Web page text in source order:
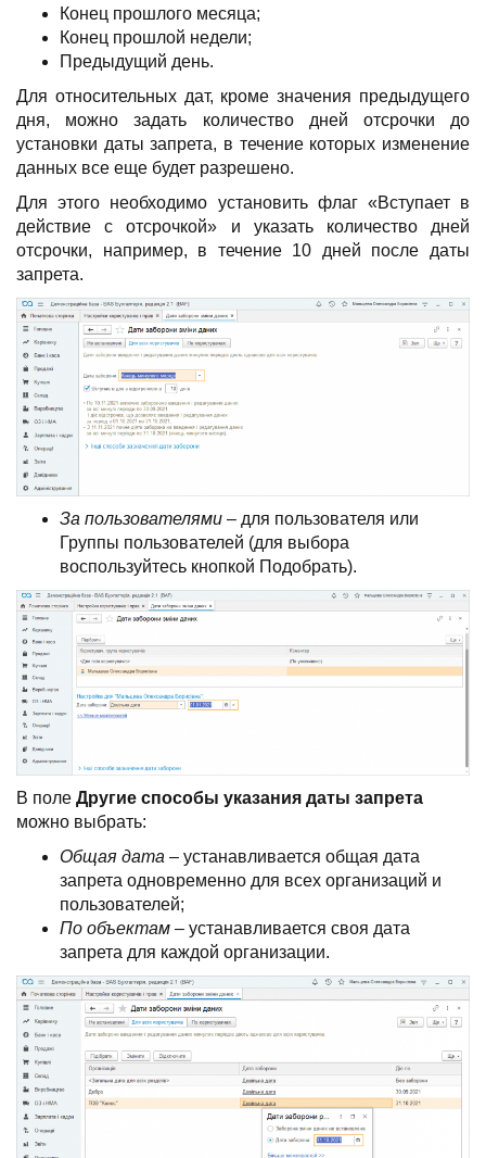
Конец прошлого месяца;
Конец прошлой недели;
Предыдущий день.
Для относительных дат, кроме значения предыдущего
дня, можно задать количество дней отсрочки до
установки даты запрета, в течение которых изменение
данных все еще будет разрешено.
Для этого необходимо установить флаг «Вступает в
действие с отсрочкой» и указать количество дней
отсрочки, например, в течение 10 дней после даты
запрета.
За пользователями – для пользователя или
Группы пользователей (для выбора
воспользуйтесь кнопкой Подобрать).
В поле Другие способы указания даты запрета
можно выбрать:
Общая дата – устанавливается общая дата
запрета одновременно для всех организаций и
пользователей;
По объектам – устанавливается своя дата
запрета для каждой организации.